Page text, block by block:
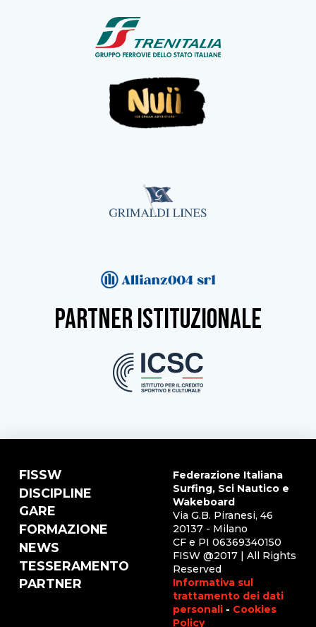
partner istituzionale
FISSW
DISCIPLINE
GARE
FORMAZIONE
NEWS
TESSERAMENTO
PARTNER
Federazione Italiana
Surfing, Sci Nautico e
Wakeboard
Via G.B. Piranesi, 46
20137 - Milano
CF e PI 06369340150
FISW @2017 | All Rights
Reserved
Informativa sul
trattamento dei dati
personali - Cookies
Policy